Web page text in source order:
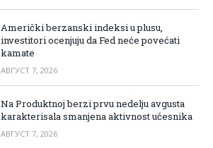
Američki berzanski indeksi u plusu,
investitori ocenjuju da Fed neće povećati
kamate
АВГУСТ 7, 2026
Na Produktnoj berzi prvu nedelju avgusta
karakterisala smanjena aktivnost učesnika
АВГУСТ 7, 2026